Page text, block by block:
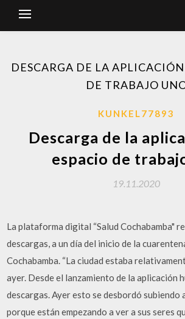
DESCARGA DE LA
DE TRABAJO
KUNKEL77893
Descarga de la
espacio de
19.11.2020
La plataforma digital “Salud Cochabamba"
descargas, a un día del inicio de la
Cochabamba. “La ciudad estaba
ayer. Desde el lanzamiento de la aplicación
descargas. Ayer esto se desbordó subiendo
porque están empezando a ver a sus seres